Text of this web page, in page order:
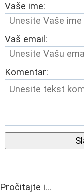
Vaše ime:
Vaš email:
Komentar:
Pročitajte i...